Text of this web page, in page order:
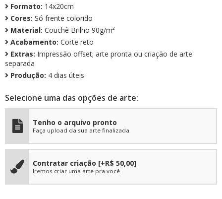
Formato: 14x20cm
Cores: Só frente colorido
Material: Couchê Brilho 90g/m²
Acabamento: Corte reto
Extras: Impressão offset; arte pronta ou criação de arte
separada
Produção: 4 dias úteis
Selecione uma das opções de arte:
Tenho o arquivo pronto
Faça upload da sua arte finalizada
Contratar criação [+R$ 50,00]
Iremos criar uma arte pra você